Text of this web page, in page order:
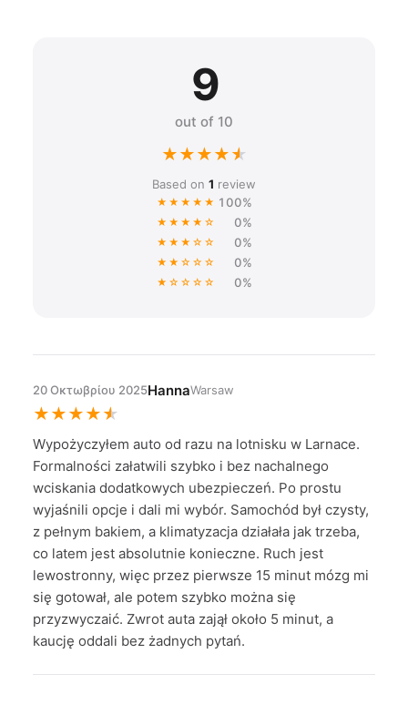
9
out of 10
★★★★★
Based on 1 review
★★★★★ 100%
★★★★☆ 0%
★★★☆☆ 0%
★★☆☆☆ 0%
★☆☆☆☆ 0%
20 Οκτωβρίου 2025HannaWarsaw
★★★★★
Wypożyczyłem auto od razu na lotnisku w Larnace.
Formalności załatwili szybko i bez nachalnego
wciskania dodatkowych ubezpieczeń. Po prostu
wyjaśnili opcje i dali mi wybór. Samochód był czysty,
z pełnym bakiem, a klimatyzacja działała jak trzeba,
co latem jest absolutnie konieczne. Ruch jest
lewostronny, więc przez pierwsze 15 minut mózg mi
się gotował, ale potem szybko można się
przyzwyczaić. Zwrot auta zajął około 5 minut, a
kaucję oddali bez żadnych pytań.